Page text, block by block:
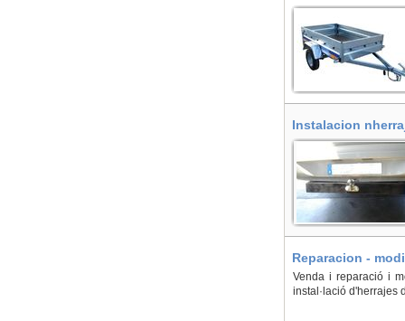
Instalacion
Reparacion -
Venda i reparació i
instal·lació d'herrajes